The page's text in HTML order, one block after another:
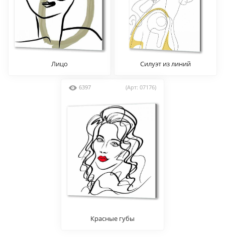
Лицо Силуэт из линий
6397 (Арт: 07176)
Красные губы